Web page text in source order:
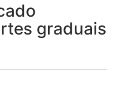
graduais